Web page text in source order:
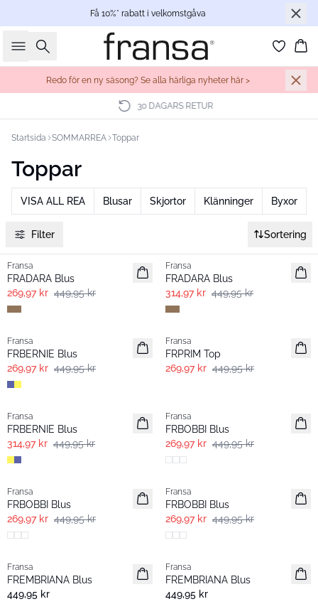
Få 10%* rabatt i velkomstgåva
Sök
Redo för en ny säsong? Se alla härliga nyheter här >
30 DAGARS RETUR
Startsida SOMMARREA Toppar
Toppar
VISA ALL REA Blusar Skjortor Klänninger Byxor
Filter Sortering
- 40%
Fransa
FRADARA Blus
269,97 kr 449,95 kr
Fransa
FRADARA Blus
314,97 kr 449,95 kr
- 40%
Fransa
FRBERNIE Blus
269,97 kr 449,95 kr
- 40%
Fransa
FRPRIM Top
269,97 kr 449,95 kr
-30%
Fransa
FRBERNIE Blus
314,97 kr 449,95 kr
Fransa
FRBOBBI Blus
269,97 kr 449,95 kr
- 40%
Fransa
FRBOBBI Blus
269,97 kr 449,95 kr
- 40%
Fransa
FRBOBBI Blus
269,97 kr 449,95 kr
- 60%
Fransa
FREMBRIANA Blus
449,95 kr
- 60%
Fransa
FREMBRIANA Blus
449,95 kr